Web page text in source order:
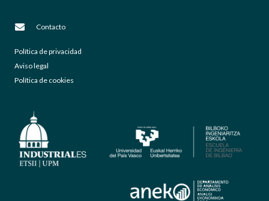
Contacto
Política de privacidad
Aviso legal
Política de cookies